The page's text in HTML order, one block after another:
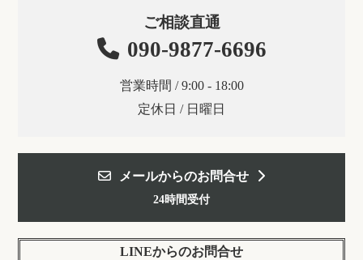
ご相談直通
090-9877-6696
営業時間 / 9:00 - 18:00
定休日 / 日曜日
メールからのお問合せ
24時間受付
LINEからのお問合せ